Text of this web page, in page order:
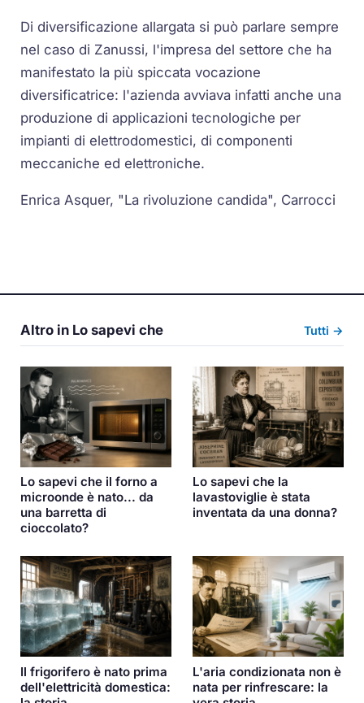
Di diversificazione allargata si può parlare sempre
nel caso di Zanussi, l'impresa del settore che ha
manifestato la più spiccata vocazione
diversificatrice: l'azienda avviava infatti anche una
produzione di applicazioni tecnologiche per
impianti di elettrodomestici, di componenti
meccaniche ed elettroniche.
Enrica Asquer, "La rivoluzione candida", Carrocci
Altro in Lo sapevi che Tutti →
Lo sapevi che il forno a
microonde è nato... da
una barretta di
cioccolato?
Lo sapevi che la
lavastoviglie è stata
inventata da una donna?
Il frigorifero è nato prima
dell'elettricità domestica:
L'aria condizionata non è
nata per rinfrescare: la